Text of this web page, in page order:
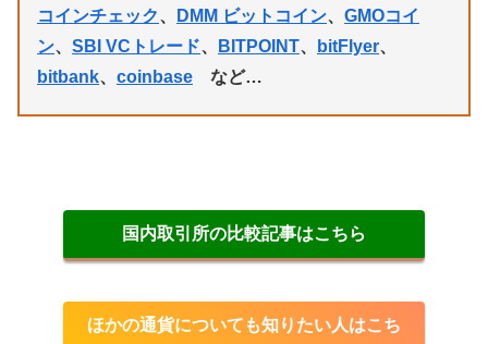
コインチェック、 DMM ビットコイン、 GMOコイ
ン、 SBI VCトレード、 BITPOINT、 bitFlyer、
bitbank、 coinbase など…
国内取引所の比較記事はこちら
ほかの通貨についても知りたい人はこち